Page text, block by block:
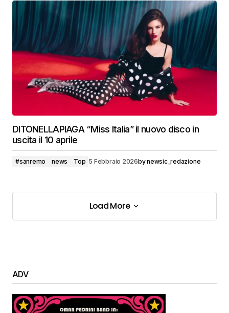
DITONELLAPIAGA “Miss Italia” il nuovo disco in
uscita il 10 aprile
#sanremo news Top 5 Febbraio 2026bynewsic_redazione
Load More
Load More
ADV